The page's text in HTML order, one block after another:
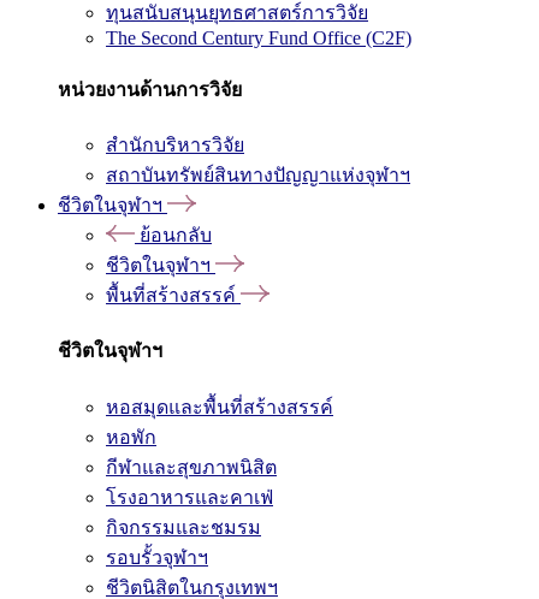
ทุนสนับสนุนยุทธศาสตร์การวิจัย
The Second Century Fund Office (C2F)
หน่วยงานด้านการวิจัย
สำนักบริหารวิจัย
สถาบันทรัพย์สินทางปัญญาแห่งจุฬาฯ
ชีวิตในจุฬาฯ
ย้อนกลับ
ชีวิตในจุฬาฯ
พื้นที่สร้างสรรค์
ชีวิตในจุฬาฯ
หอสมุดและพื้นที่สร้างสรรค์
หอพัก
กีฬาและสุขภาพนิสิต
โรงอาหารและคาเฟ่
กิจกรรมและชมรม
รอบรั้วจุฬาฯ
ชีวิตนิสิตในกรุงเทพฯ